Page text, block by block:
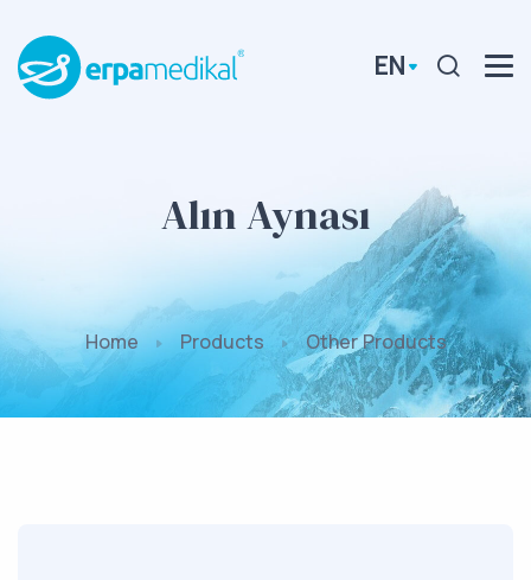
EN
Alın Aynası
Home Products Other Products